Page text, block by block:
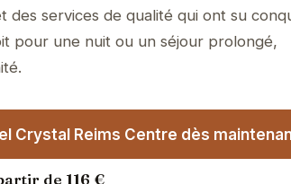
services de qualité qui ont su
pour une nuit ou un séjour prolongé,
Crystal Reims Centre dès
de 116 €